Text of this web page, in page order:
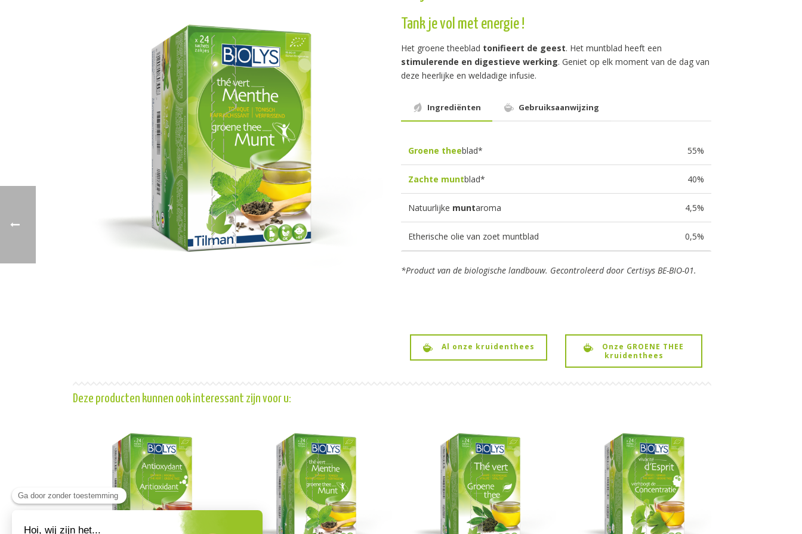
Tank je vol met energie !
Het groene theeblad tonifieert de geest. Het muntblad heeft een
stimulerende en digestieve werking. Geniet op elk moment van de dag van
deze heerlijke en weldadige infusie.
Ingrediënten Gebruiksaanwijzing
Groene theeblad* 55%
Zachte muntblad* 40%
Natuurlijke muntaroma 4,5%
Etherische olie van zoet muntblad 0,5%
*Product van de biologische landbouw. Gecontroleerd door Certisys BE-BIO-01.
Al onze kruidenthees
Onze GROENE THEE
kruidenthees
Deze producten kunnen ook interessant zijn voor u: